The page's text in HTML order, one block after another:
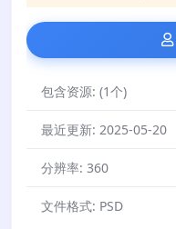
包含资源: (1个)
最近更新: 2025-05-20
分辨率: 360
文件格式: PSD